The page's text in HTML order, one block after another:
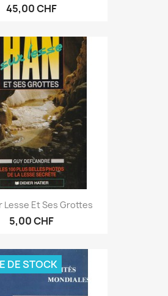
45,00 CHF
Lesse Et Ses Grottes
5,00 CHF
DE STOCK